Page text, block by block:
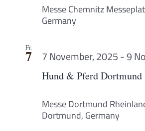
Messe Chemnitz
Germany
Fr.
7
Hund & Pferd Dortmund
7 November, 2025-9
Messe Dortmund
Dortmund, Germany